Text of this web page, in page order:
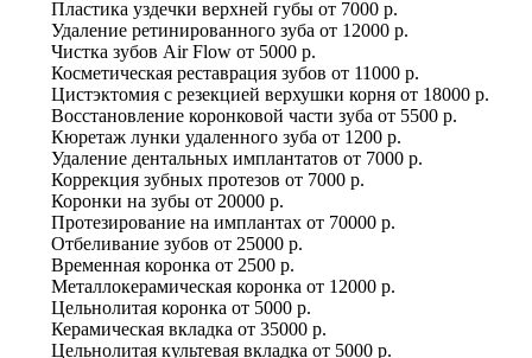
Пластика уздечки верхней губы от 7000 р.
Удаление ретинированного зуба от 12000 р.
Чистка зубов Air Flow от 5000 р.
Косметическая реставрация зубов от 11000 р.
Цистэктомия с резекцией верхушки корня от 18000 р.
Восстановление коронковой части зуба от 5500 р.
Кюретаж лунки удаленного зуба от 1200 р.
Удаление дентальных имплантатов от 7000 р.
Коррекция зубных протезов от 7000 р.
Коронки на зубы от 20000 р.
Протезирование на имплантах от 70000 р.
Отбеливание зубов от 25000 р.
Временная коронка от 2500 р.
Металлокерамическая коронка от 12000 р.
Цельнолитая коронка от 5000 р.
Керамическая вкладка от 35000 р.
Цельнолитая культевая вкладка от 5000 р.